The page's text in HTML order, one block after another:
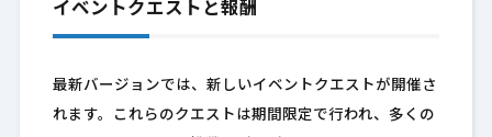
イベントクエストと報酬
最新バージョンでは、新しいイベントクエストが開催さ
れます。これらのクエストは期間限定で行われ、多くの